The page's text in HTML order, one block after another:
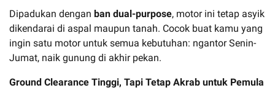
Dipadukan dengan ban dual-purpose, motor ini tetap asyik
dikendarai di aspal maupun tanah. Cocok buat kamu yang
ingin satu motor untuk semua kebutuhan: ngantor Senin-
Jumat, naik gunung di akhir pekan.
Ground Clearance Tinggi, Tapi Tetap Akrab untuk Pemula